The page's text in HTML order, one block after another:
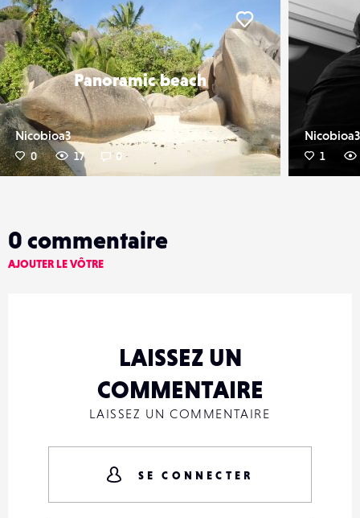
Panoramic beach
Nicobioa3
0 17 0
Liker
Nicobioa3
1
0 commentaire
AJOUTER LE VÔTRE
LAISSEZ UN
COMMENTAIRE
LAISSEZ UN COMMENTAIRE
SE CONNECTER